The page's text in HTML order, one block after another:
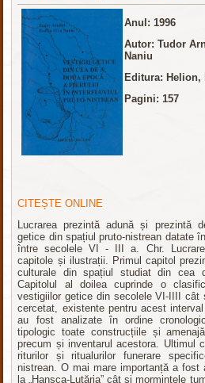
Anul:1996
Autor: Tudor
Naniu
Editura: Helion,
Pagini: 157
CITEȘTE ONLINE
Lucrarea prezintă adună și prezintă
getice din spațiul pruto-nistrean datate
între secolele VI - III a. Chr.
capitole și ilustrații. Primul capitol
culturale din spațiul studiat din cea
Capitolul al doilea cuprinde o
vestigiilor getice din secolele VI-IIII cât
cercetat, existente pentru acest
au fost analizate în ordine
tipologic toate construcțiile și
precum și inventarul acestora. Ultimul
riturilor și ritualurilor funerare
nistrean. O mai mare importanță a fost
la „Hansca-Lutăria” cât și mormintele